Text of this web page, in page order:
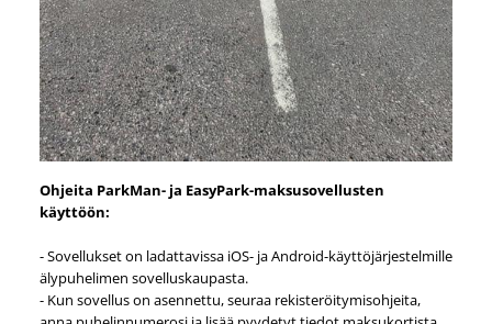
Ohjeita ParkMan- ja EasyPark-maksusovellusten
käyttöön:
- Sovellukset on ladattavissa iOS- ja Android-käyttöjärjestelmille
älypuhelimen sovelluskaupasta.
- Kun sovellus on asennettu, seuraa rekisteröitymisohjeita,